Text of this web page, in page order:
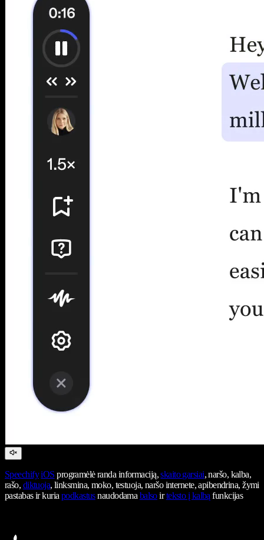
Speechify iOS programėlė randa informaciją,skaito garsiai, naršo, kalba,
rašo, diktuoja, linksmina, moko, testuoja, naršo internete, apibendrina, žymi
pastabas ir kuriapodkastusnaudodamabalsoirteksto į kalbąfunkcijas